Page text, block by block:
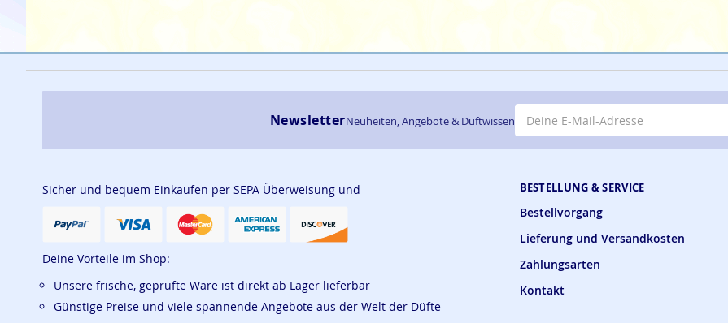
BESTELLUNG & SERVICE
Bestellvorgang
Lieferung und Versandkosten
Zahlungsarten
Kontakt
NewsletterNeuheiten, Angebote & Duftwissen
Sicher und bequem Einkaufen per SEPA Überweisung und
Deine Vorteile im Shop:
Unsere frische, geprüfte Ware ist direkt ab Lager lieferbar
Günstige Preise und viele spannende Angebote aus der Welt der Düfte